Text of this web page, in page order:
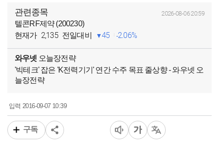
관련종목 2026-08-06 20:59
텔콘RF제약 (200230)
현재가 2,135 전일대비 45 2.06%
와우넷 오늘장전략
'빅테크' 잡은 'K전력기기' 연간 수주 목표 줄상향 - 와우넷 오
늘장전략
입력 2016-09-07 10:39
구독